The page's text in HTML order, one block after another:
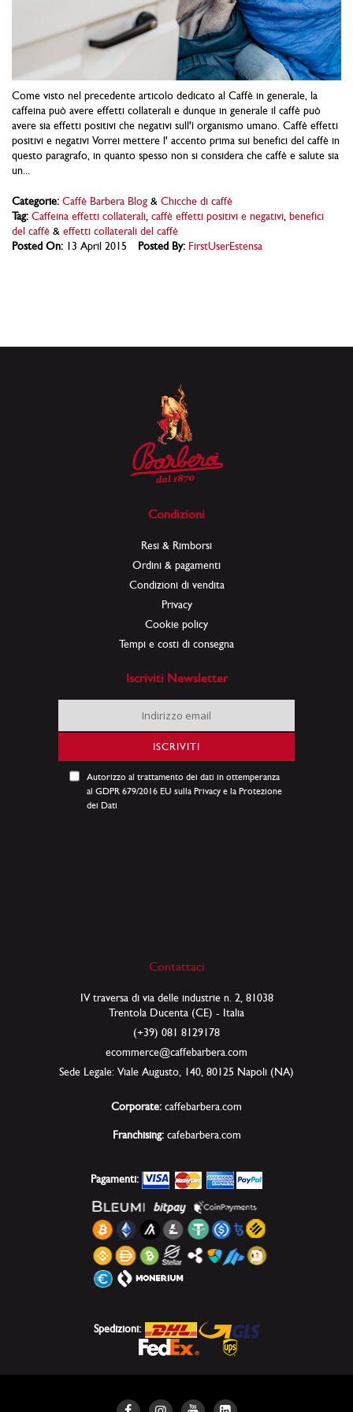
Come visto nel precedente articolo dedicato al Caffè in generale, la
caffeina può avere effetti collaterali e dunque in generale il caffè può
avere sia effetti positivi che negativi sull'ì organismo umano. Caffè effetti
positivi e negativi Vorrei mettere l' accento prima sui benefici del caffè in
questo paragrafo, in quanto spesso non si considera che caffè e salute sia
un...
Categorie: Caffè Barbera Blog & Chicche di caffè
Tag: Caffeina effetti collaterali caffè effetti positivi e negativi benefici
del caffè & effetti collaterali del caffè
Posted On: 13 April 2015 Posted By: FirstUserEstensa
Condizioni
Resi & Rimborsi
Ordini & pagamenti
Condizioni di vendita
Privacy
Cookie policy
Tempi e costi di consegna
Iscriviti Newsletter
Iscriviti
alla
nostra
ISCRIVITI
Autorizzo al trattamento dei dati in ottemperanza
al GDPR 679/2016 EU sulla Privacy e la Protezione
dei Dati
Contattaci
IV traversa di via delle industrie n. 2, 81038
Trentola Ducenta (CE) - Italia
(+39) 081 8129178
ecommerce@caffebarbera.com
Sede Legale: Viale Augusto, 140, 80125 Napoli (NA)
Corporate: caffebarbera.com
Franchising: cafebarbera.com
Pagamenti:
Spedizioni: